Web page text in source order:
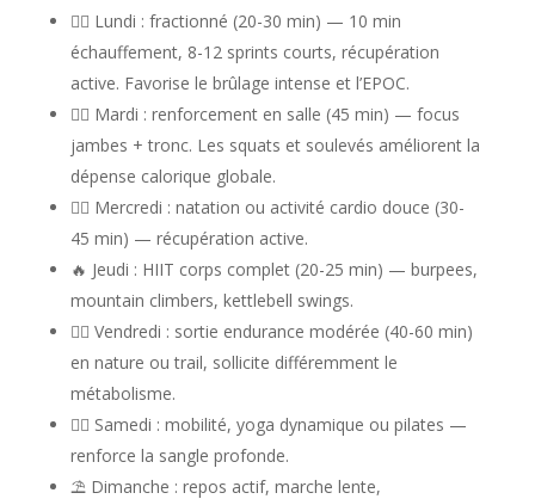
🏃‍♀️ Lundi : fractionné (20-30 min) — 10 min
échauffement, 8-12 sprints courts, récupération
active. Favorise le brûlage intense et l’EPOC.
🏋️‍♀️ Mardi : renforcement en salle (45 min) — focus
jambes + tronc. Les squats et soulevés améliorent la
dépense calorique globale.
🏊‍♀️ Mercredi : natation ou activité cardio douce (30-
45 min) — récupération active.
🔥 Jeudi : HIIT corps complet (20-25 min) — burpees,
mountain climbers, kettlebell swings.
🏃‍♀️ Vendredi : sortie endurance modérée (40-60 min)
en nature ou trail, sollicite différemment le
métabolisme.
🧘‍♀️ Samedi : mobilité, yoga dynamique ou pilates —
renforce la sangle profonde.
⛱ Dimanche : repos actif, marche lente,